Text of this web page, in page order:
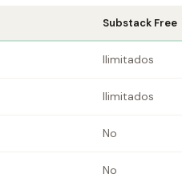
Substack Free
Ilimitados
Ilimitados
No
No